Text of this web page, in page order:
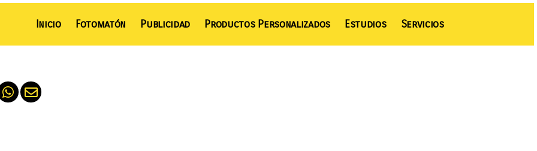
Inicio Fotomatón Publicidad Productos Personalizados Estudios Servicios